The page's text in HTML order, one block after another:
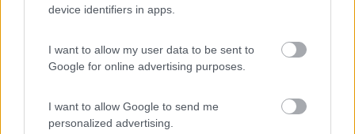
device identifiers in apps.
I want to allow my user data to be sent to
Google for online advertising purposes.
I want to allow Google to send me
personalized advertising.
Servo per Amikeco by IPA "Viaggio per vedere non per
viaggiare"